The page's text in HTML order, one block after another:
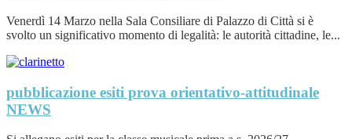
Venerdì 14 Marzo nella Sala Consiliare di Palazzo di Città si è
svolto un significativo momento di legalità: le autorità cittadine, le...
pubblicazione esiti prova orientativo-attitudinale
NEWS